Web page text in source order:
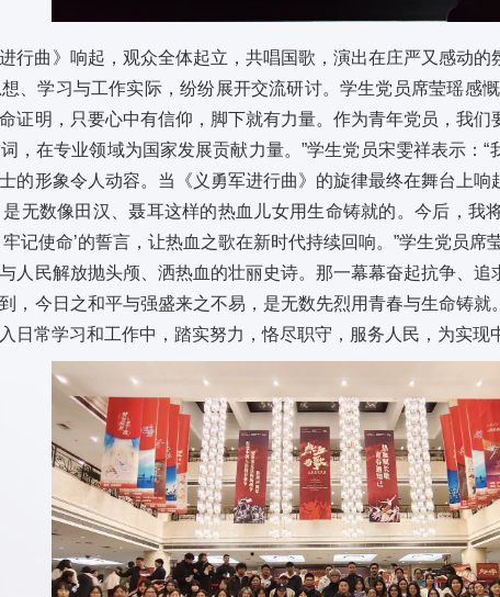
行曲》响起，观众全体起立，共唱国歌，演出在庄严又感动
、学习与工作实际，纷纷展开交流研讨。学生党员席莹瑶感
证明，只要心中有信仰，脚下就有力量。作为青年党员，我
，在专业领域为国家发展贡献力量。”学生党员宋雯祥表示：“
的形象令人动容。当《义勇军进行曲》的旋律最终在舞台上
无数像田汉、聂耳这样的热血儿女用生命铸就的。今后，我
记使命’的誓言，让热血之歌在新时代持续回响。”学生党员席
人民解放抛头颅、洒热血的壮丽史诗。那一幕幕奋起抗争、
，今日之和平与强盛来之不易，是无数先烈用青春与生命铸
日常学习和工作中，踏实努力，恪尽职守，服务人民，为实现